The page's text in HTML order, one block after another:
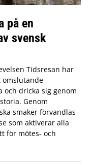
på en
svensk
Tidsresan har
omslutande
och dricka sig genom
Genom
smaker förvandlas
som aktiverar alla
för mötes- och